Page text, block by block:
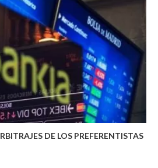
DE LOS PREFERENTISTAS